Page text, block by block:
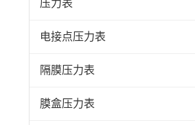
压力表
电接点压力表
隔膜压力表
膜盒压力表